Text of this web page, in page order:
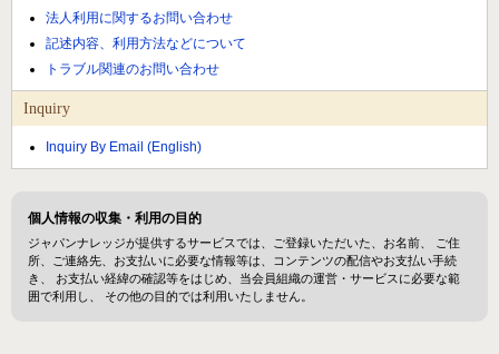
法人利用に関するお問い合わせ
記述内容、利用方法などについて
トラブル関連のお問い合わせ
Inquiry
Inquiry By Email (English)
個人情報の収集・利用の目的
ジャパンナレッジが提供するサービスでは、ご登録いただいた、お名前、 ご住
所、ご連絡先、お支払いに必要な情報等は、コンテンツの配信やお支払い手続
き、 お支払い経緯の確認等をはじめ、当会員組織の運営・サービスに必要な範
囲で利用し、 その他の目的では利用いたしません。